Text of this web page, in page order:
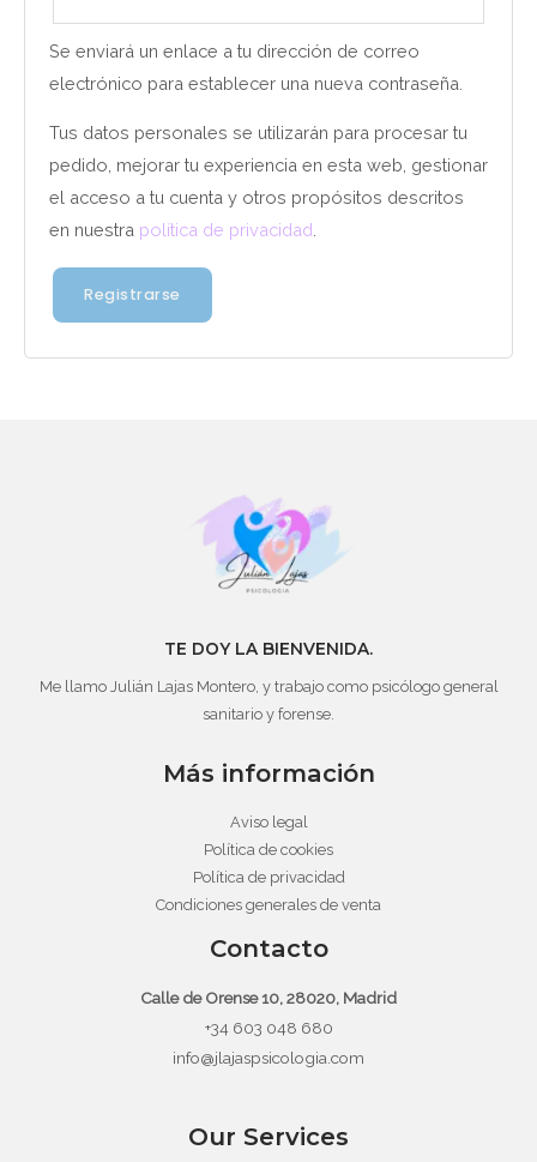
Se enviará un enlace a tu dirección de correo
electrónico para establecer una nueva contraseña.
Tus datos personales se utilizarán para procesar tu
pedido, mejorar tu experiencia en esta web, gestionar
el acceso a tu cuenta y otros propósitos descritos
en nuestra política de privacidad
Registrarse
TE DOY LA BIENVENIDA.
Me llamo Julián Lajas Montero, y trabajo como psicólogo general
sanitario y forense.
Más información
Aviso legal
Política de cookies
Política de privacidad
Condiciones generales de venta
Contacto
Calle de Orense 10, 28020, Madrid
+34 603 048 680
info@jlajaspsicologia.com
Our Services